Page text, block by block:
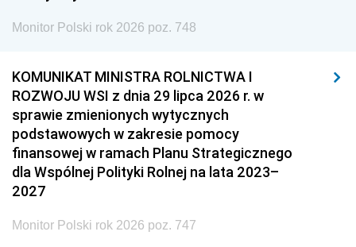
Monitor Polski rok 2026 poz. 748
KOMUNIKAT MINISTRA ROLNICTWA I
ROZWOJU WSI z dnia 29 lipca 2026 r. w
sprawie zmienionych wytycznych
podstawowych w zakresie pomocy
finansowej w ramach Planu Strategicznego
dla Wspólnej Polityki Rolnej na lata 2023–
2027
Monitor Polski rok 2026 poz. 747